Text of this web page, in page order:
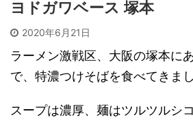
ヨドガワベース 塚本
2020年6月21日
ラーメン激戦区、大阪の塚本に
で、特濃つけそばを食べてきまし
スープは濃厚、麺はツルツルシ